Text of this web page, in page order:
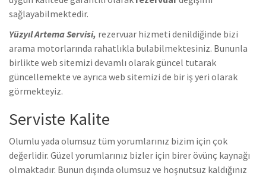
sağlayabilmektedir.
Yüzyıl Artema Servisi, rezervuar hizmeti denildiğinde bizi
arama motorlarında rahatlıkla bulabilmektesiniz. Bununla
birlikte web sitemizi devamlı olarak güncel tutarak
güncellemekte ve ayrıca web sitemizi de bir iş yeri olarak
görmekteyiz.
Serviste Kalite
Olumlu yada olumsuz tüm yorumlarınız bizim için çok
değerlidir. Güzel yorumlarınız bizler için birer övünç kaynağı
olmaktadır. Bunun dışında olumsuz ve hoşnutsuz kaldığınız